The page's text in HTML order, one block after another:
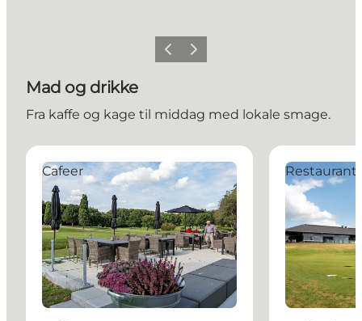
Forrige billede
Næste billede
Mad og drikke
Fra kaffe og kage til middag med lokale smage.
Café19
Cafeer
Café Volstrup